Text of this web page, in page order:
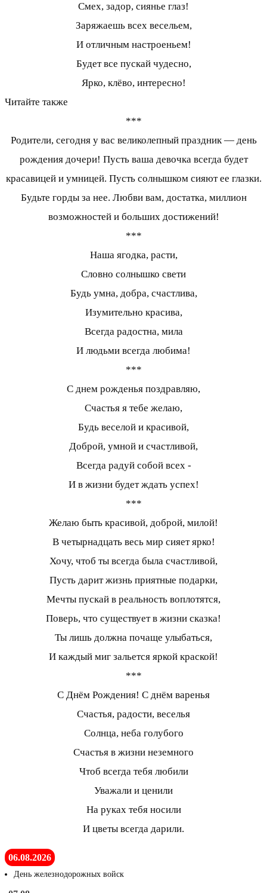
Смех, задор, сиянье глаз!
Заряжаешь всех весельем,
И отличным настроеньем!
Будет все пускай чудесно,
Ярко, клёво, интересно!
Читайте также
***
Родители, сегодня у вас великолепный праздник — день
рождения дочери! Пусть ваша девочка всегда будет
красавицей и умницей. Пусть солнышком сияют ее глазки.
Будьте горды за нее. Любви вам, достатка, миллион
возможностей и больших достижений!
***
Наша ягодка, расти,
Словно солнышко свети
Будь умна, добра, счастлива,
Изумительно красива,
Всегда радостна, мила
И людьми всегда любима!
***
С днем рожденья поздравляю,
Счастья я тебе желаю,
Будь веселой и красивой,
Доброй, умной и счастливой,
Всегда радуй собой всех -
И в жизни будет ждать успех!
***
Желаю быть красивой, доброй, милой!
В четырнадцать весь мир сияет ярко!
Хочу, чтоб ты всегда была счастливой,
Пусть дарит жизнь приятные подарки,
Мечты пускай в реальность воплотятся,
Поверь, что существует в жизни сказка!
Ты лишь должна почаще улыбаться,
И каждый миг зальется яркой краской!
***
С Днём Рождения! С днём варенья
Счастья, радости, веселья
Солнца, неба голубого
Счастья в жизни неземного
Чтоб всегда тебя любили
Уважали и ценили
На руках тебя носили
И цветы всегда дарили.
06.08.2026
День железнодорожных войск